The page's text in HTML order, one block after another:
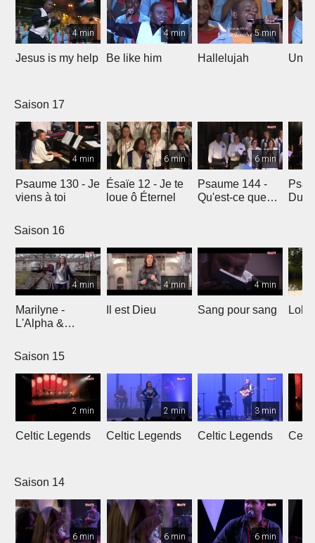
4 min
Jesus is my help
4 min
Be like him
5 min
Hallelujah Un
Saison 17
4 min
Psaume 130 - Je
viens à toi
6 min
Ésaïe 12 - Je te
loue ô Éternel
6 min
Psaume 144 -
Qu'est-ce que
Du
Saison 16
4 min
Marilyne -
L'Alpha &
4 min
Il est Dieu
4 min
Sang pour sang Lola
Saison 15
2 min
Celtic Legends
2 min
Celtic Legends
3 min
Celtic Legends
Saison 14
6 min 6 min 6 min